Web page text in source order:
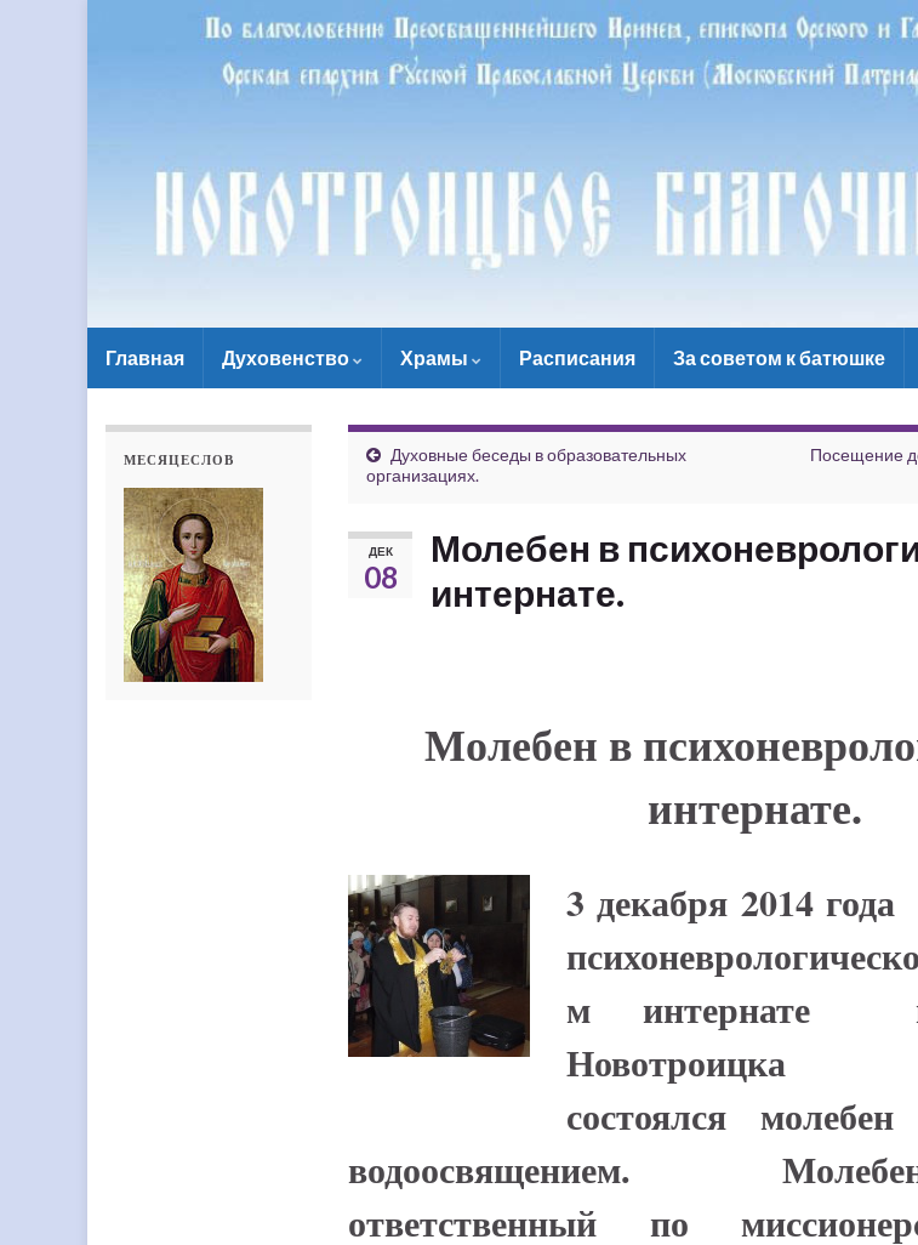
Главная Духовенство Храмы Расписания За советом к батюшке
Духовные беседы в образовательных
организациях.
Посещение
ДЕК
08
Молебен в
интернате.
Молебен в
интернате.
3 декабря 2014
психоневрологическо
м интернате
Новотроицка
состоялся
водоосвящением.
ответственный по
МЕСЯЦЕСЛОВ